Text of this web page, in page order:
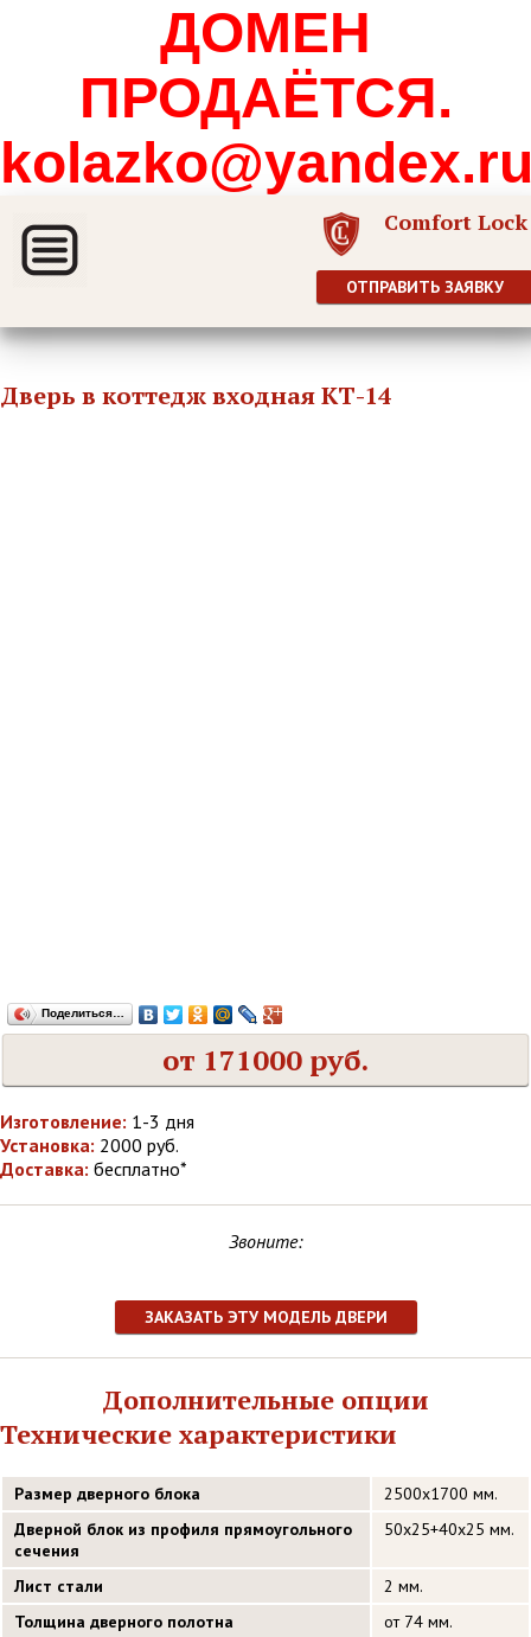
ДОМЕН
ПРОДАЁТСЯ.
Comfort Lock
ОТПРАВИТЬ ЗАЯВКУ
Дверь в коттедж входная КТ-14
Поделиться…
от 171000 руб.
Изготовление: 1-3 дня
Установка: 2000 руб.
Доставка: бесплатно*
Звоните:
ЗАКАЗАТЬ ЭТУ МОДЕЛЬ ДВЕРИ
Дополнительные опции
Технические характеристики
Размер дверного блока
2500х1700 мм.
Дверной блок из профиля прямоугольного
сечения
50х25+40х25 мм.
Лист стали
2 мм.
Толщина дверного полотна
от 74 мм.